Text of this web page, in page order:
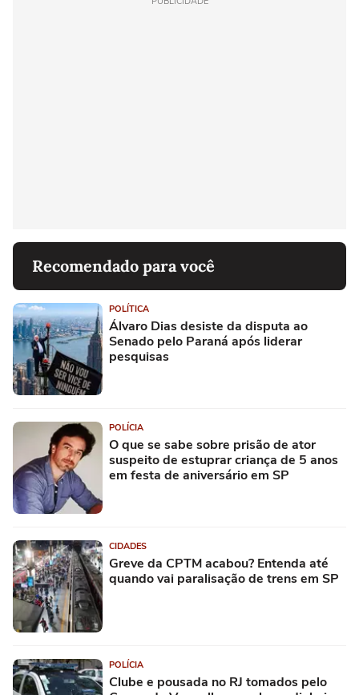
Recomendado para você
POLÍTICA
Álvaro Dias desiste da disputa ao
Senado pelo Paraná após liderar
pesquisas
POLÍCIA
O que se sabe sobre prisão de ator
suspeito de estuprar criança de 5 anos
em festa de aniversário em SP
CIDADES
Greve da CPTM acabou? Entenda até
quando vai paralisação de trens em SP
POLÍCIA
Clube e pousada no RJ tomados pelo